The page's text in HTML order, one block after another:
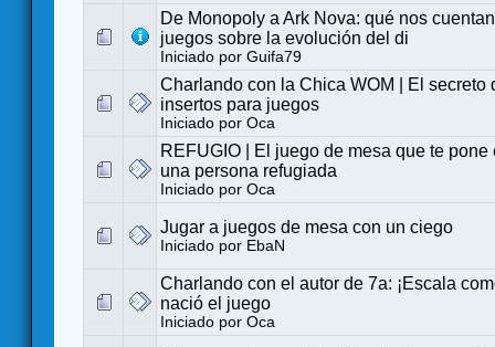
De Monopoly a Ark Nova: qué nos
juegos sobre la evolución del di
Iniciado por Guifa79
Charlando con la Chica WOM | El secreto
insertos para juegos
Iniciado por Oca
REFUGIO | El juego de mesa que te pone
una persona refugiada
Iniciado por Oca
Jugar a juegos de mesa con un ciego
Iniciado por EbaN
Charlando con el autor de 7a: ¡Escala
nació el juego
Iniciado por Oca